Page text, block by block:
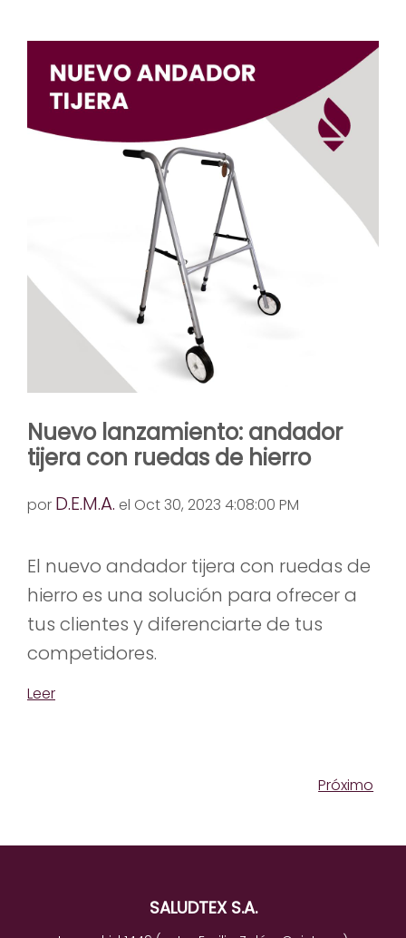
Nuevo lanzamiento: andador
tijera con ruedas de hierro
por D.E.M.A. el Oct 30, 2023 4:08:00 PM
El nuevo andador tijera con ruedas de
hierro es una solución para ofrecer a
tus clientes y diferenciarte de tus
competidores.
Leer
Próximo
SALUDTEX S.A.